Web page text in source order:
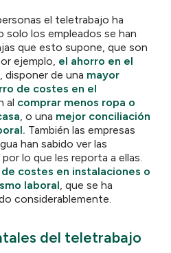
el teletrabajo ha
solo los empleados se han
que esto supone, que son
ejemplo, el ahorro en el
, disponer de una mayor
de costes en el
al comprar menos ropa o
, o una mejor conciliación
También las empresas
han sabido ver las
lo que les reporta a ellas.
costes en instalaciones o
laboral, que se ha
considerablemente.
del teletrabajo